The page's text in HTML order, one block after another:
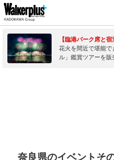
【臨港パーク席と
花火を間近で堪能
ル」鑑賞ツアーを販
奈良県のイベントそ